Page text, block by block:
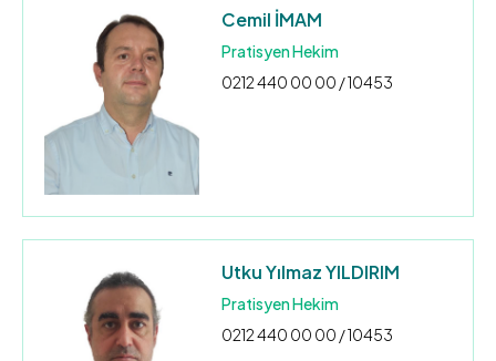
Cemil İMAM
Pratisyen Hekim
0212 440 00 00 / 10453
Utku Yılmaz YILDIRIM
Pratisyen Hekim
0212 440 00 00 / 10453